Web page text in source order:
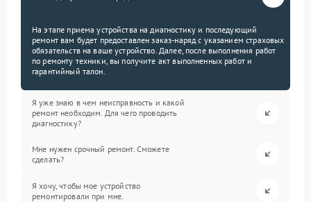
На этапе приема устройства на диагностику и последующий
ремонт вам будет предоставлен заказ-наряд с указанием страховых
обязательств на ваше устройство. Далее, после выполнения работ
по ремонту техники, вы получите акт выполненных работ и
гарантийный талон.
Я уже знаю в чем неисправность и какой
ремонт необходим. Для чего проводить
диагностику?
Мне нужен срочный ремонт. Сможете
сделать?
Я хочу, чтобы мое устройство
ремонтировали при мне.